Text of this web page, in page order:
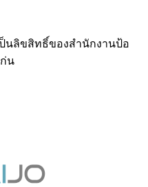
นลิขสิทธิ์ของสำนักงานป้อ
น